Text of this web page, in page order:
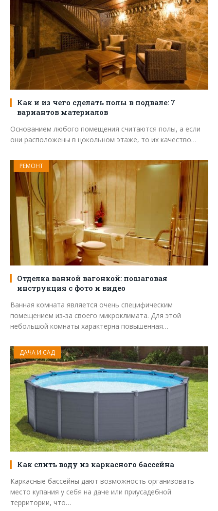
Как и из чего сделать полы в подвале: 7
вариантов материалов
Основанием любого помещения считаются полы, а если
они расположены в цокольном этаже, то их качество…
РЕМОНТ
Отделка ванной вагонкой: пошаговая
инструкция с фото и видео
Ванная комната является очень специфическим
помещением из-за своего микроклимата. Для этой
небольшой комнаты характерна повышенная…
ДАЧА И САД
Как слить воду из каркасного бассейна
Каркасные бассейны дают возможность организовать
место купания у себя на даче или приусадебной
территории, что…